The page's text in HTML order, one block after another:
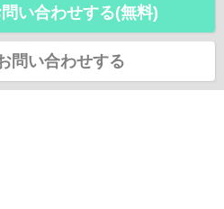
い合わせする(無料)
問い合わせする